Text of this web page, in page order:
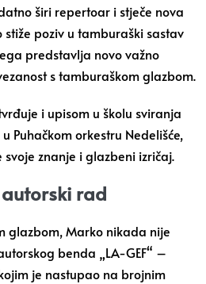
širi repertoar i stječe nova
poziv u tamburaški sastav
predstavlja novo važno
s tamburaškom glazbom.
i upisom u školu sviranja
Puhačkom orkestru Nedelišće,
znanje i glazbeni izričaj.
rad
glazbom, Marko nikada nije
benda „LA-GEF“ –
kojim je nastupao na brojnim